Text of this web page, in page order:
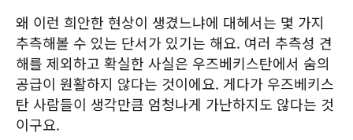
왜 이런 희안한 현상이 생겼느냐에 대헤서는 몇 가지
추측해볼 수 있는 단서가 있기는 해요. 여러 추측성 견
해를 제외하고 확실한 사실은 우즈베키스탄에서 숨의
공급이 원활하지 않다는 것이에요. 게다가 우즈베키스
탄 사람들이 생각만큼 엄청나게 가난하지도 않다는 것
이구요.